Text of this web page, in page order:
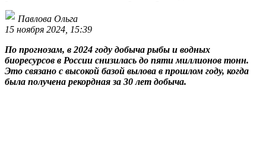
Павлова Ольга
15 ноября 2024, 15:39
По прогнозам, в 2024 году добыча рыбы и водных
биоресурсов в России снизилась до пяти миллионов тонн.
Это связано с высокой базой вылова в прошлом году, когда
была получена рекордная за 30 лет добыча.